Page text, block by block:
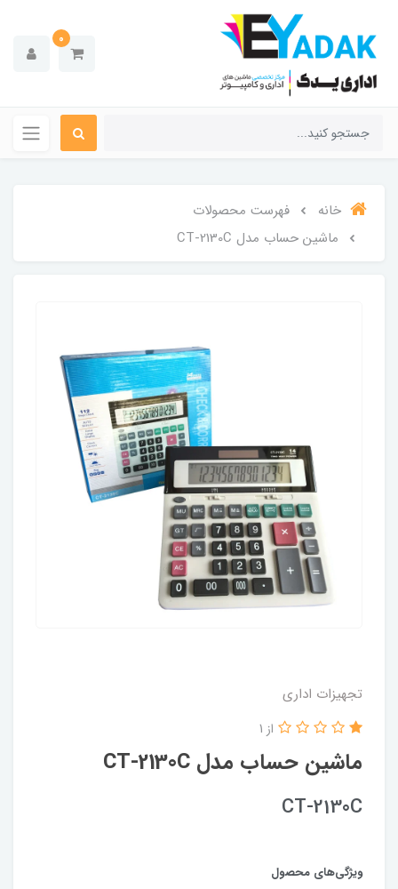
0
خانه
فهرست محصولات
ماشین حساب مدل CT-2130C
تجهیزات اداری
ماشین حساب مدل CT-2130C
از 1
CT-2130C
ویژگی‌های محصول